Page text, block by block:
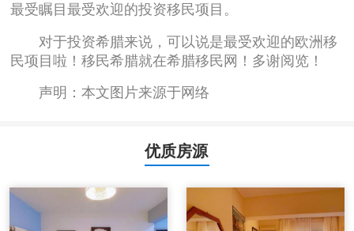
最受瞩目最受欢迎的投资移民项目。
对于投资希腊来说，可以说是最受欢迎的欧洲移
民项目啦！移民希腊就在希腊移民网！多谢阅览！
声明：本文图片来源于网络
优质房源